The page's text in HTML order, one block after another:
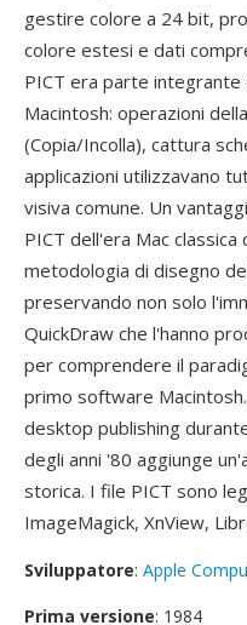
gestire colore a 24 bit,
colore estesi e dati
PICT era parte
Macintosh: operazioni
(Copia/Incolla), cattura
applicazioni utilizzavano
visiva comune. Un
PICT dell'era Mac
metodologia di disegno
preservando non solo
QuickDraw che l'hanno
per comprendere il
primo software
desktop publishing
degli anni '80 aggiunge
storica. I file PICT sono
ImageMagick, XnView,
Sviluppatore: Apple
Prima versione: 1984